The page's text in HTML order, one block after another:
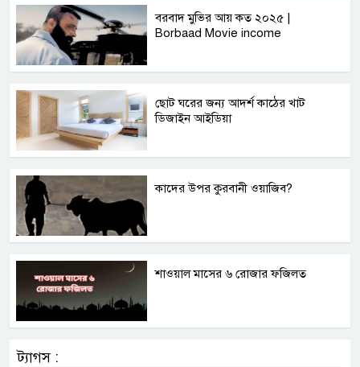
বরবাদ মুভির আয় কত ২০২৫ |
Borbaad Movie income
ছোট ঘরের জন্য আদর্শ কাঠের খাট
ডিজাইন আইডিয়া
কাদের উপর কুরবানী ওয়াজিব?
শাওয়াল মাসের ৬ রোজার ফজিলত
ট্যাগস :